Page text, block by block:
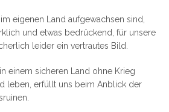
eigenen Land aufgewachsen sind,
und etwas bedrückend, für unsere
leider ein vertrautes Bild.
in einem sicheren Land ohne Krieg
leben, erfüllt uns beim Anblick der